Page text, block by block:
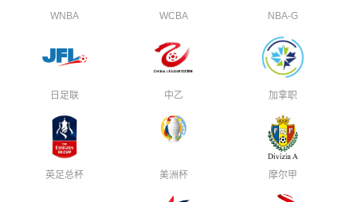
WNBA WCBA NBA-G
日足联 中乙 加拿职
英足总杯 美洲杯 摩尔甲